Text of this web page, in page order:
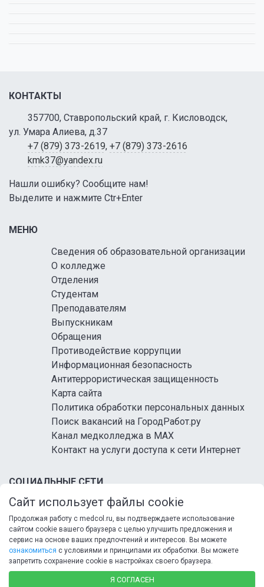
КОНТАКТЫ
357700, Ставропольский край, г. Кисловодск,
ул. Умара Алиева, д.37
+7 (879) 373-2619, +7 (879) 373-2616
kmk37@yandex.ru
Нашли ошибку? Сообщите нам!
Выделите и нажмите Ctr+Enter
МЕНЮ
Сведения об образовательной организации
О колледже
Отделения
Студентам
Преподавателям
Выпускникам
Обращения
Противодействие коррупции
Информационная безопасность
Антитеррористическая защищенность
Карта сайта
Политика обработки персональных данных
Поиск вакансий на ГородРабот.ру
Канал медколледжа в MAX
Контакт на услуги доступа к сети Интернет
СОЦИАЛЬНЫЕ СЕТИ
© 2026 ФГБ ПОУ «Кисловодский медицинский
колледж» Минздрава России
Сайт использует файлы cookie
Продолжая работу с medcol.ru, вы подтверждаете использование
сайтом cookie вашего браузера с целью улучшить предложения и
сервис на основе ваших предпочтений и интересов. Вы можете
ознакомиться с условиями и принципами их обработки. Вы можете
запретить сохранение cookie в настройках своего браузера.
Я СОГЛАСЕН